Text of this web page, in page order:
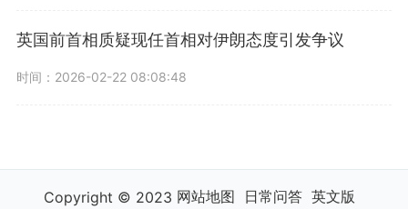
英国前首相质疑现任首相对伊朗态度引发争议
时间：2026-02-22 08:08:48
Copyright © 2023 网站地图 日常问答 英文版